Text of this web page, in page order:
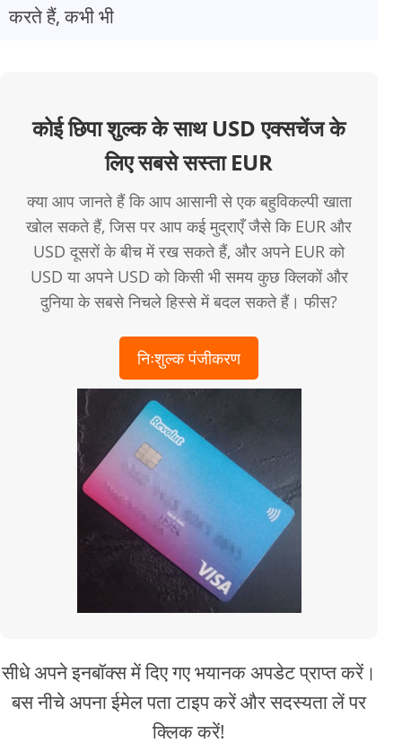
करते हैं, कभी भी
कोई छिपा शुल्क के साथ USD एक्सचेंज के
लिए सबसे सस्ता EUR
क्या आप जानते हैं कि आप आसानी से एक बहुविकल्पी खाता
खोल सकते हैं, जिस पर आप कई मुद्राएँ जैसे कि EUR और
USD दूसरों के बीच में रख सकते हैं, और अपने EUR को
USD या अपने USD को किसी भी समय कुछ क्लिकों और
दुनिया के सबसे निचले हिस्से में बदल सकते हैं। फीस?
निःशुल्क पंजीकरण
सीधे अपने इनबॉक्स में दिए गए भयानक अपडेट प्राप्त करें।
बस नीचे अपना ईमेल पता टाइप करें और सदस्यता लें पर
क्लिक करें!